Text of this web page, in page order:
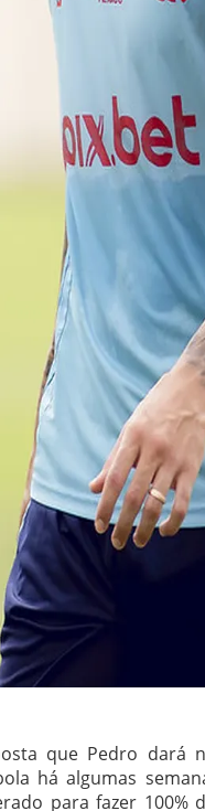
que Pedro dará
há algumas
para fazer 100%